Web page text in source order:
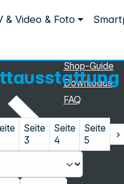
& Video & Foto
Seite
3
Seite
4
Seite
5
Shop-Guide
Downloads
FAQ